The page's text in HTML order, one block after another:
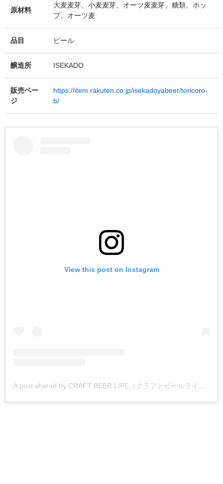
原材料
大麦麦芽、小麦麦芽、オーツ麦麦芽、糖類、ホッ
プ、オーツ麦
品目 ビール
醸造所 ISEKADO
販売ペー
ジ
https://item.rakuten.co.jp/isekadoyabeer/toricoro-
b/
View this post on Instagram
A post shared by CRAFT BEER LIFE（クラフトビールライフ） (@craft_beer.life)